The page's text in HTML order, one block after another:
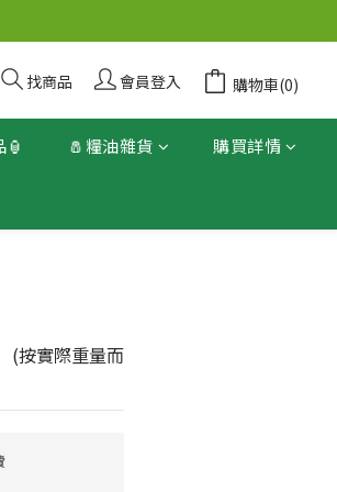
找商品 會員登入 購物車(0)
🧂糧油雜貨 購買詳情
(按實際重量而